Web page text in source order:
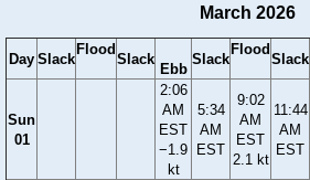
March 2026
Day Slack
Flood
Slack
Ebb
Slack
Flood
Slack
Sun
01
2:06
AM
EST
−1.9
kt
5:34
AM
EST
9:02
AM
EST
2.1 kt
11:44
AM
EST